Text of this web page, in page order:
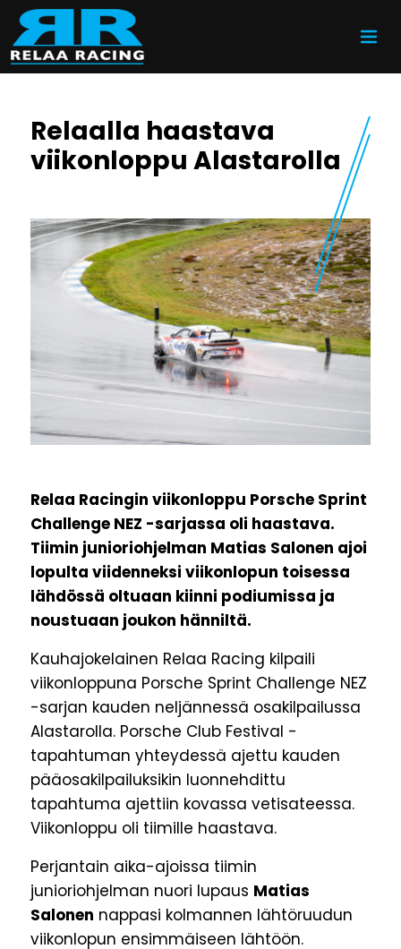
Siirry sisältöön
Relaalla haastava
viikonloppu Alastarolla
Relaa Racingin viikonloppu Porsche Sprint
Challenge NEZ -sarjassa oli haastava.
Tiimin junioriohjelman Matias Salonen ajoi
lopulta viidenneksi viikonlopun toisessa
lähdössä oltuaan kiinni podiumissa ja
noustuaan joukon hänniltä.
Kauhajokelainen Relaa Racing kilpaili
viikonloppuna Porsche Sprint Challenge NEZ
-sarjan kauden neljännessä osakilpailussa
Alastarolla. Porsche Club Festival -
tapahtuman yhteydessä ajettu kauden
pääosakilpailuksikin luonnehdittu
tapahtuma ajettiin kovassa vetisateessa.
Viikonloppu oli tiimille haastava.
Perjantain aika-ajoissa tiimin
junioriohjelman nuori lupaus Matias
Salonen nappasi kolmannen lähtöruudun
viikonlopun ensimmäiseen lähtöön.